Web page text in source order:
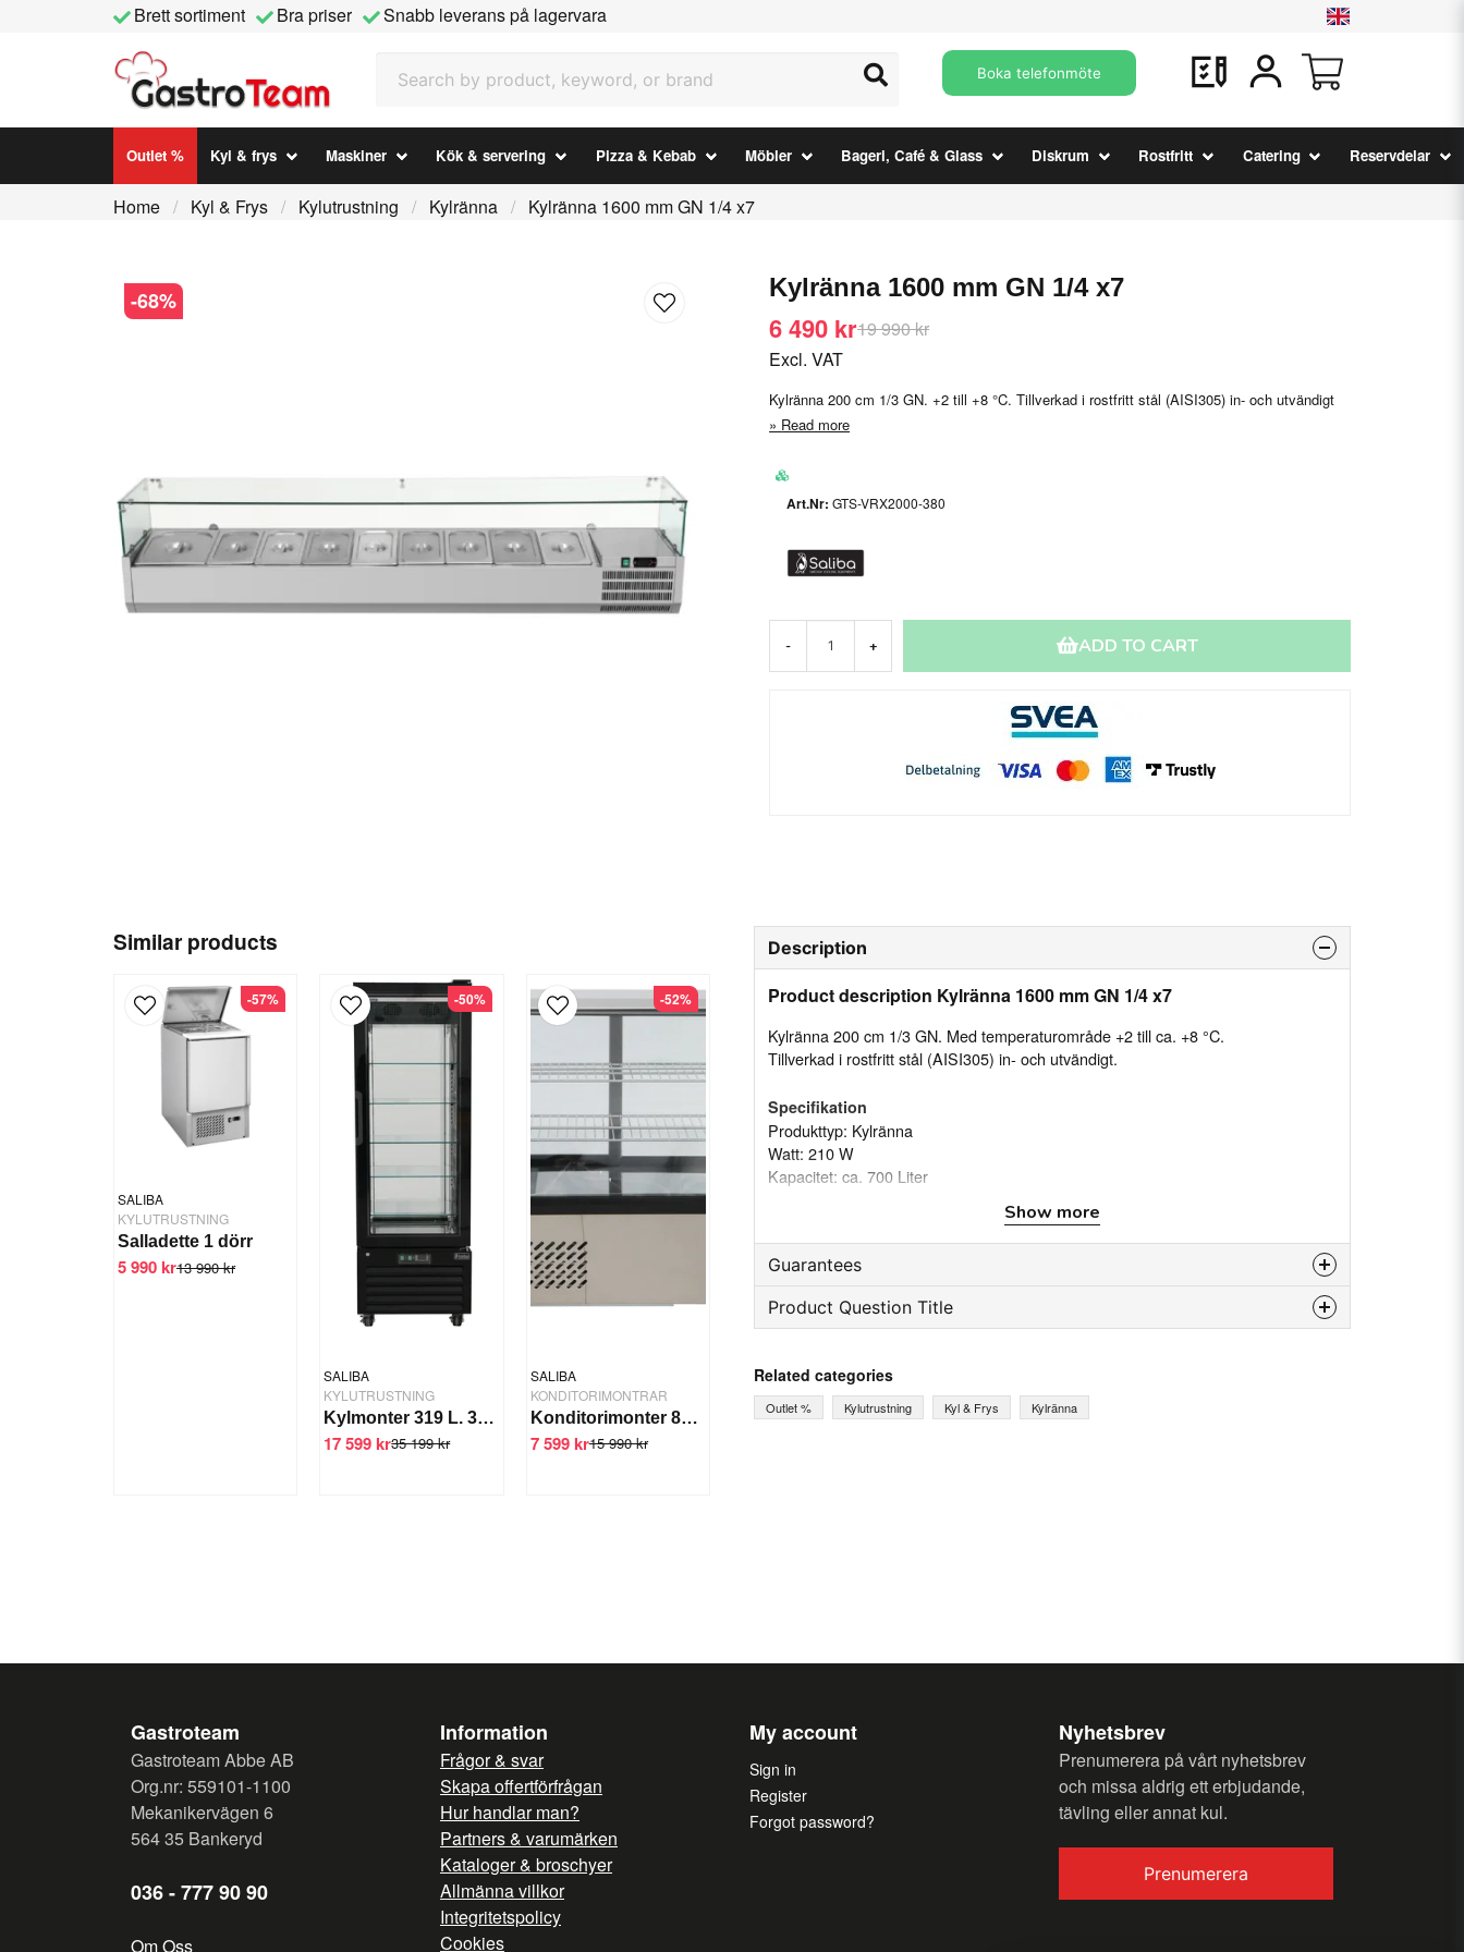
Brett sortiment Bra priser
Snabb leverans på lagervara
Boka telefonmöte
Outlet % Kyl & frys Maskiner Kök & servering Pizza & Kebab Möbler Bageri, Café & Glass Diskrum Rostfritt Catering Reservdelar
Home Kyl & Frys Kylutrustning Kylränna Kylränna 1600 mm GN 1/4 x7
-68% Kylränna 1600 mm GN 1/4 x7
19 990 kr
6 490 kr
Excl. VAT
Kylränna 200 cm 1/3 GN. +2 till +8 °C. Tillverkad i rostfritt stål (AISI305) in- och utvändigt
Read more
GTS-VRX2000-380
- + ADD TO CART
Similar products
SALIBA
KYLUTRUSTNING
Salladette 1 dörr
13 990 kr
5 990 kr
-57%
SALIBA
KYLUTRUSTNING
Kylmonter 319 L. 320W - Vertikal
35 199 kr
17 599 kr
-50%
SALIBA
KONDITORIMONTRAR
Konditorimonter 85 liter
15 990 kr
7 599 kr
-52%
Description
Product description Kylränna 1600 mm GN 1/4 x7
Kylränna 200 cm 1/3 GN. Med temperaturområde +2 till ca. +8 °C.
Tillverkad i rostfritt stål (AISI305) in- och utvändigt.
Specifikation
Produkttyp: Kylränna
Watt: 210 W
Kapacitet: ca. 700 Liter
Kylning/ventilation: R290
Kompressor: Donper
Vikt: (Netto/brutto) 75/85 kg
Material: Rostfritt stål (AISI305) in- och utvändigt
Show more
Guarantees
Reservdelsgaranti
Product Question Title
Ask us something about this product...
Send question
Related categories
Outlet % Kylutrustning Kyl & Frys Kylränna
Gastroteam
Gastroteam Abbe AB
Org.nr: 559101-1100
Mekanikervägen 6
564 35 Bankeryd
036 - 777 90 90
Om Oss
Information
Frågor & svar
Skapa offertförfrågan
Hur handlar man?
Partners & varumärken
Kataloger & broschyer
Allmänna villkor
Integritetspolicy
Cookies
My account
Sign in
Register
Forgot password?
Nyhetsbrev
Prenumerera på vårt nyhetsbrev
och missa aldrig ett erbjudande,
tävling eller annat kul.
Prenumerera